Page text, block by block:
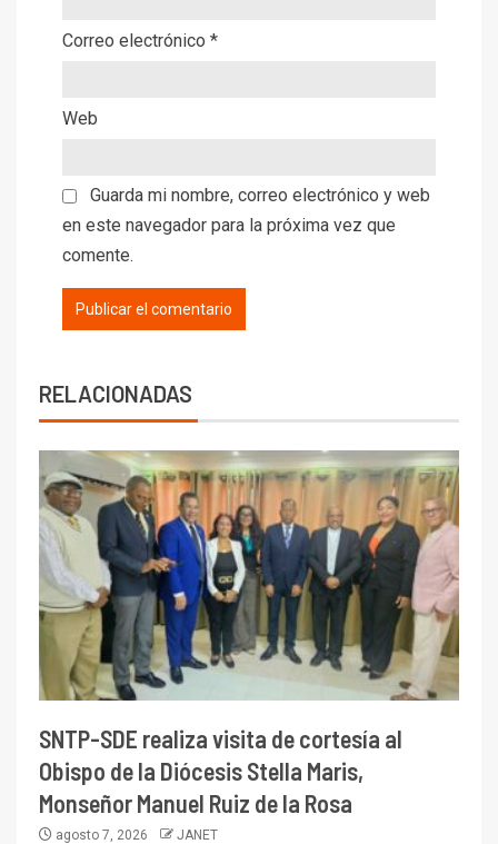
Correo electrónico *
Web
Guarda mi nombre, correo electrónico y web
en este navegador para la próxima vez que
comente.
RELACIONADAS
SNTP-SDE realiza visita de cortesía al
Obispo de la Diócesis Stella Maris,
Monseñor Manuel Ruiz de la Rosa
agosto 7, 2026 JANET